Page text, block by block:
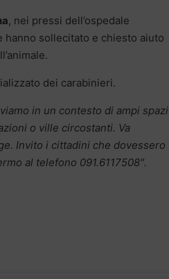
, nei pressi dell’ospedale
hanno sollecitato e chiesto aiuto
dei carabinieri.
in un contesto di ampi spazi
o ville circostanti. Va
Invito i cittadini che dovessero
al telefono 091.6117508″.